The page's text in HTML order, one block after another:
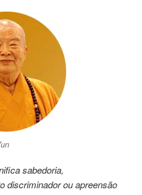
sabedoria,
discriminador ou apreensão